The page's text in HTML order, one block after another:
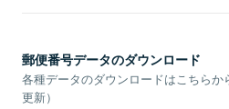
郵便番号データのダウンロード
各種データのダウンロードはこちらか
更新）